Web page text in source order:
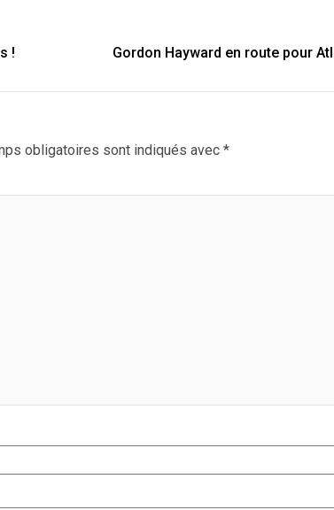
!
Gordon Hayward en route pour
obligatoires sont indiqués avec *